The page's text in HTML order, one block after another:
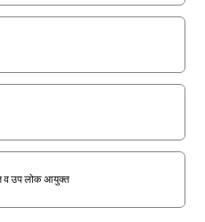
व उप लोक आयुक्त